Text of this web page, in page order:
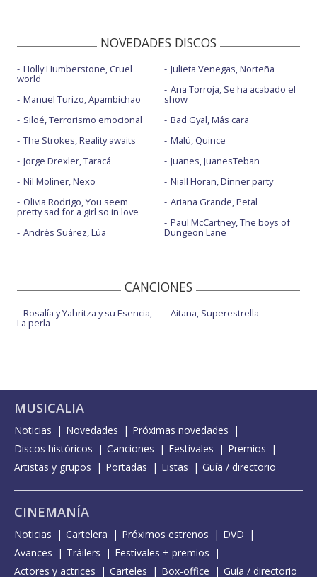
NOVEDADES DISCOS
Holly Humberstone, Cruel
world
Manuel Turizo, Apambichao
Siloé, Terrorismo emocional
The Strokes, Reality awaits
Jorge Drexler, Taracá
Nil Moliner, Nexo
Olivia Rodrigo, You seem
pretty sad for a girl so in love
Andrés Suárez, Lúa
Julieta Venegas, Norteña
Ana Torroja, Se ha acabado el
show
Bad Gyal, Más cara
Malú, Quince
Juanes, JuanesTeban
Niall Horan, Dinner party
Ariana Grande, Petal
Paul McCartney, The boys of
Dungeon Lane
CANCIONES
Rosalía y Yahritza y su Esencia,
La perla
Aitana, Superestrella
MUSICALIA
Noticias Novedades
Próximas novedades
Discos históricos
Canciones Festivales
Premios
Artistas y grupos
Portadas Listas Guía / directorio
CINEMANÍA
Noticias Cartelera Próximos estrenos
DVD
Avances
Tráilers
Festivales + premios
Actores y actrices
Carteles Box-office Guía / directorio